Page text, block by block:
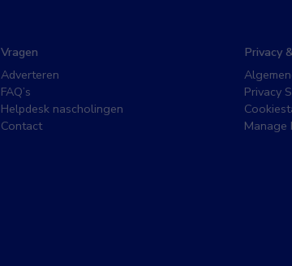
Vragen
Adverteren
FAQ’s
Helpdesk nascholingen
Contact
Privacy
Privacy
Manage